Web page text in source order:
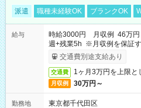
派遣 職種未経験OK ブランクOK
給与
時給3000円 月収例 46万円
週+残業5h ※月収例を保証す
交通費別途支給あり
交通費 1ヶ月3万円を上限と
月収例 30万円～
勤務地
東京都千代田区